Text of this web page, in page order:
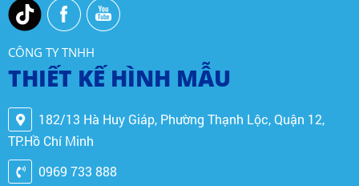
CÔNG TY TNHH
THIẾT KẾ HÌNH MẪU
182/13 Hà Huy Giáp, Phường Thạnh Lộc, Quận 12,
TP.Hồ Chí Minh
0969 733 888